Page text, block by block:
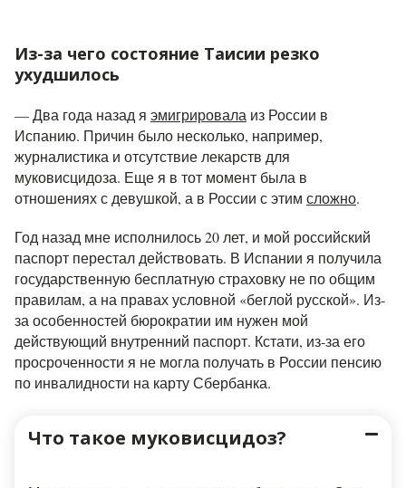
Из-за чего состояние Таисии резко
ухудшилось
— Два года назад я эмигрировала из России в
Испанию. Причин было несколько, например,
журналистика и отсутствие лекарств для
муковисцидоза. Еще я в тот момент была в
отношениях с девушкой, а в России с этим сложно.
Год назад мне исполнилось 20 лет, и мой российский
паспорт перестал действовать. В Испании я получила
государственную бесплатную страховку не по общим
правилам, а на правах условной «беглой русской». Из-
за особенностей бюрократии им нужен мой
действующий внутренний паспорт. Кстати, из-за его
просроченности я не могла получать в России пенсию
по инвалидности на карту Сбербанка.
Что такое муковисцидоз?